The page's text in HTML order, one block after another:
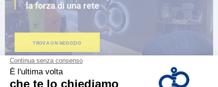
la forza di una rete
TROVA UN NEGOZIO